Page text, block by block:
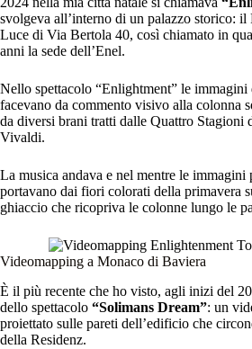
svolgeva all’interno di un palazzo storico: il
Luce di Via Bertola 40, così chiamato in
anni la sede dell’Enel.
Nello spettacolo “Enlightment” le
facevano da commento visivo alla colonna
da diversi brani tratti dalle Quattro Stagioni
Vivaldi.
La musica andava e nel mentre le immagini
portavano dai fiori colorati della primavera
ghiaccio che ricopriva le colonne lungo le
Videomapping a Monaco di Baviera
È il più recente che ho visto, agli inizi del
dello spettacolo “Solimans Dream”: un
proiettato sulle pareti dell’edificio che
della Residenz.